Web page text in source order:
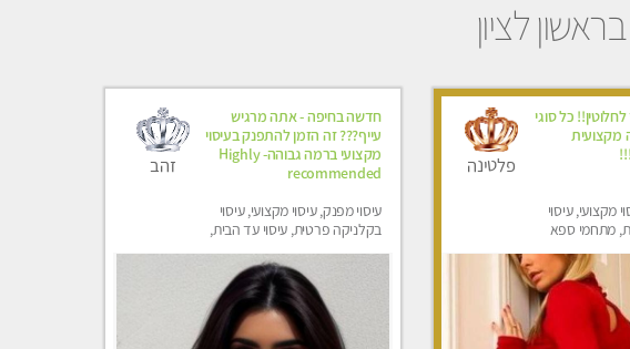
לציון
כל סוגי
מקצועית
מקצועי, עיסוי
מתחמי ספא
פלטינה
חדשה בחיפה - אתה מרגיש
עייף??? זה הזמן להתפנק בעיסוי
מקצועי ברמה גבוהה- Highly
recommended
עיסוי מפנק, עיסוי מקצועי, עיסוי
בקלניקה פרטית, עיסוי עד הבית,
זהב